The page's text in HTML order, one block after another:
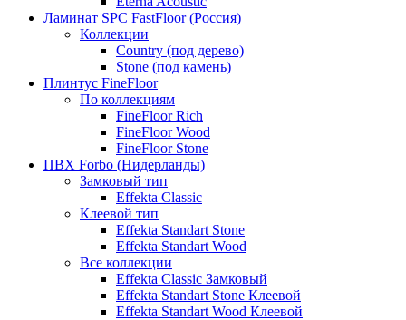
Ламинат SPC FastFloor (Россия)
Коллекции
Country (под дерево)
Stone (под камень)
Плинтус FineFloor
По коллекциям
FineFloor Rich
FineFloor Wood
FineFloor Stone
ПВХ Forbo (Нидерланды)
Замковый тип
Effekta Classic
Клеевой тип
Effekta Standart Stone
Effekta Standart Wood
Все коллекции
Effekta Classic Замковый
Effekta Standart Stone Клеевой
Effekta Standart Wood Клеевой